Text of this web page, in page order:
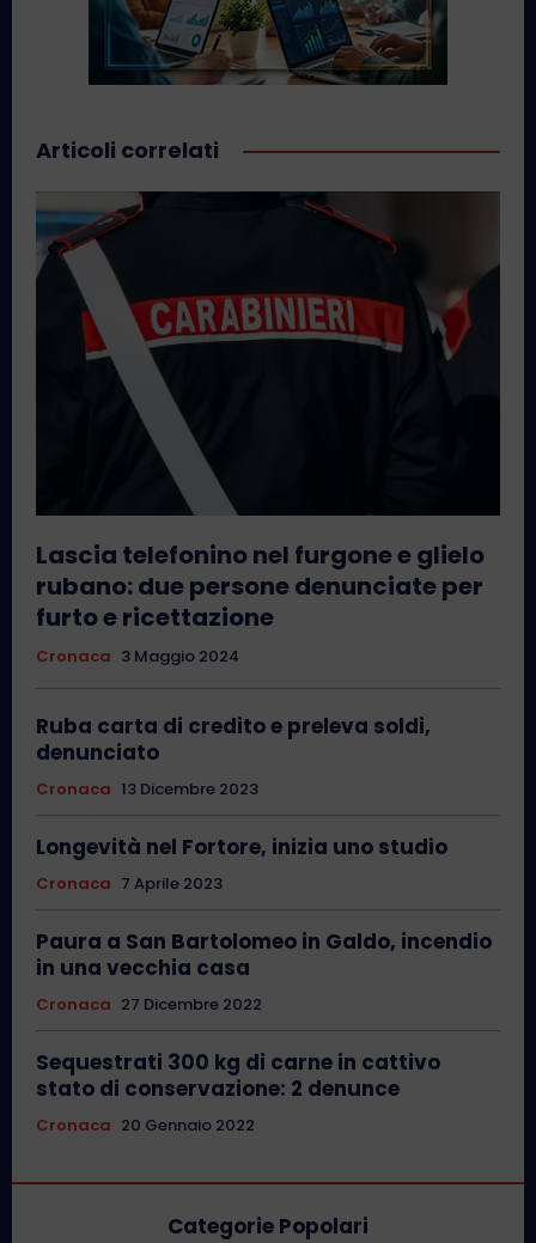
Articoli correlati
Lascia telefonino nel furgone e glielo
rubano: due persone denunciate per
furto e ricettazione
Cronaca 3 Maggio 2024
Ruba carta di credito e preleva soldi,
denunciato
Cronaca 13 Dicembre 2023
Longevità nel Fortore, inizia uno studio
Cronaca 7 Aprile 2023
Paura a San Bartolomeo in Galdo, incendio
in una vecchia casa
Cronaca 27 Dicembre 2022
Sequestrati 300 kg di carne in cattivo
stato di conservazione: 2 denunce
Cronaca 20 Gennaio 2022
Categorie Popolari